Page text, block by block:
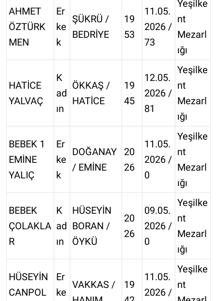
AHMET
ÖZTÜRK
MEN
Er
ke
k
ŞÜKRÜ /
BEDRİYE
19
53
11.05.
2026 /
73
Yeşilke
nt
Mezarl
ığı
HATİCE
YALVAÇ
K
ad
ın
ÖKKAŞ /
HATİCE
19
45
12.05.
2026 /
81
Yeşilke
nt
Mezarl
ığı
BEBEK 1
EMİNE
YALIÇ
Er
ke
k
DOĞANAY
/ EMİNE
20
26
11.05.
2026 /
0
Yeşilke
nt
Mezarl
ığı
BEBEK
ÇOLAKLA
R
K
ad
ın
HÜSEYİN
BORAN /
ÖYKÜ
20
26
09.05.
2026 /
0
Yeşilke
nt
Mezarl
ığı
HÜSEYİN
CANPOL
Er
ke
VAKKAS /
19
11.05.
2026 /
Yeşilke
nt